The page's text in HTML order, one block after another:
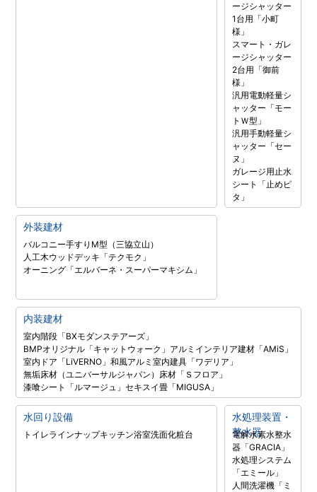
ージシャッター
1台用「小町
様」
スマート・ガレ
ージシャッター
2台用「御前
様」
汎用電動軽量シ
ャッター「モー
トＷ型」
汎用手動軽量シ
ャッター「セー
ヌ」
ガレージ用止水
シート「止めピ
タ」
外装建材
バルコニー手すりM型（三協立山）
人工木ウッドデッキ「テクモク」
オーニング「エルバーネ・スーパーマキシム」
内装建材
室内階段「BXモダンステアーズ」
BMPオリジナル「キャットウォーク」 アルミインテリア建材「AMiS」
室内ドア「LiVERNO」和風アルミ室内建具「ワデリア」
無垢床材（ユニバーサルジャパン） 床材「Ｓフロア」
漆喰シート「ルマージュ」セキスイ畳「MIGUSA」
水回り設備
トイレラインナップキッチン浴室洗面化粧台
水処理装置・
整水器
電解水素水整水
器「GRACIA」
水処理システム
「エミール」
人間洗濯機「ミ